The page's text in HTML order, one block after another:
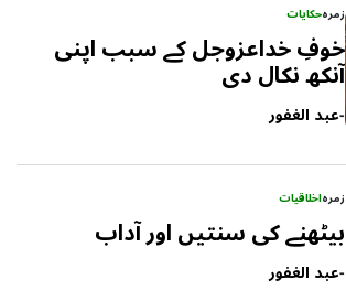
زمرہحکایات
خوفِ خداعزوجل کے سبب اپنی
آنکھ نکال دی
-عبد الغفور
زمرہاخلاقیات
بیٹھنے کی سنتیں اور آداب
-عبد الغفور